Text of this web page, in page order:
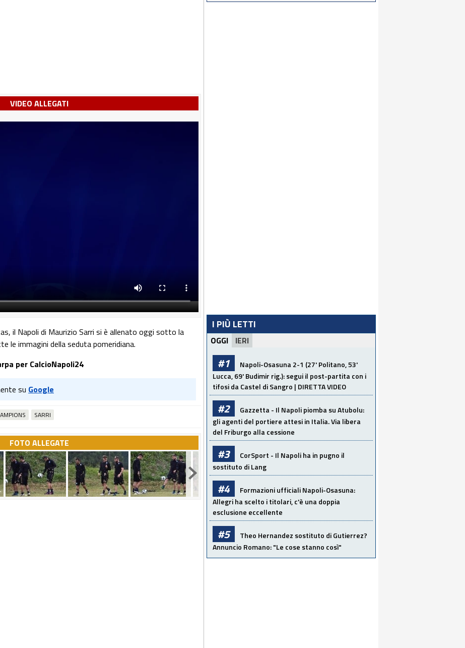
VIDEO ALLEGATI
il Napoli di Maurizio Sarri si è allenato oggi sotto la
le immagini della seduta pomeridiana.
per CalcioNapoli24
su Google
SARRI
FOTO ALLEGATE
I PIÙ LETTI
OGGI IERI
#1
Napoli-Osasuna 2-1 (27' Politano, 53'
Lucca, 69' Budimir rig.): segui il post-partita con i
tifosi da Castel di Sangro | DIRETTA VIDEO
#2
Gazzetta - Il Napoli piomba su Atubolu:
gli agenti del portiere attesi in Italia. Via libera
del Friburgo alla cessione
#3
CorSport - Il Napoli ha in pugno il
sostituto di Lang
#4
Formazioni ufficiali Napoli-Osasuna:
Allegri ha scelto i titolari, c'è una doppia
esclusione eccellente
#5
Theo Hernandez sostituto di Gutierrez?
Annuncio Romano: "Le cose stanno così"